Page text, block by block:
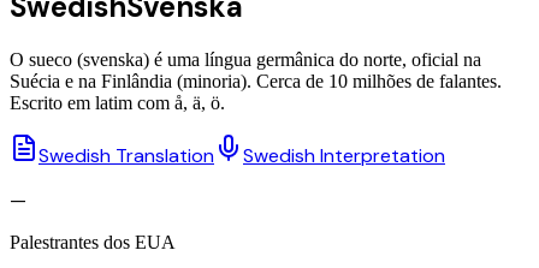
O sueco (svenska) é uma língua germânica do norte, oficial na
Suécia e na Finlândia (minoria). Cerca de 10 milhões de falantes.
Escrito em latim com å, ä, ö.
Swedish Translation
Swedish Interpretation
—
Palestrantes dos EUA